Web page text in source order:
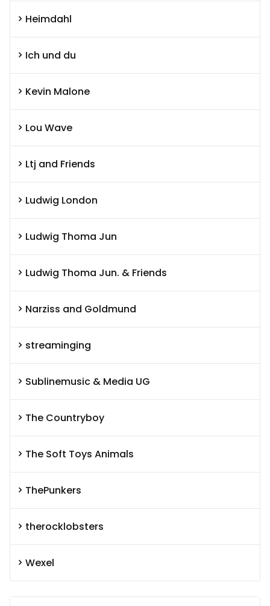
Heimdahl
Ich und du
Kevin Malone
Lou Wave
Ltj and Friends
Ludwig London
Ludwig Thoma Jun
Ludwig Thoma Jun. & Friends
Narziss and Goldmund
streaminging
Sublinemusic & Media UG
The Countryboy
The Soft Toys Animals
ThePunkers
therocklobsters
Wexel